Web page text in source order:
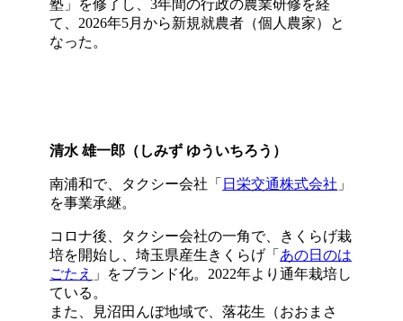
塾」を修了し、3年間の行政の農業研修を経
て、2026年5月から新規就農者（個人農家）と
なった。
清水 雄一郎（しみず ゆういちろう）
南浦和で、タクシー会社「 日栄交通株式会社 」
を事業承継。
コロナ後、タクシー会社の一角で、きくらげ栽
培を開始し、埼玉県産生きくらげ「 あの日のは
ごたえ 」をブランド化。2022年より通年栽培し
ている。
また、見沼田んぼ地域で、落花生（おおまさ